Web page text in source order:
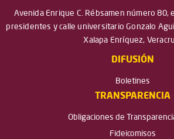
Avenida Enrique C. Rébsamen número 80,
presidentes y calle universitario Gonzalo
Xalapa Enríquez,
DIFUSIÓN
Boletines
TRANSPARENCIA
Obligaciones de
Fideicomisos